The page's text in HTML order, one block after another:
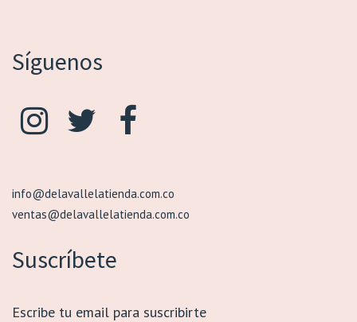
Síguenos
info@delavallelatienda.com.co
ventas@delavallelatienda.com.co
Suscríbete